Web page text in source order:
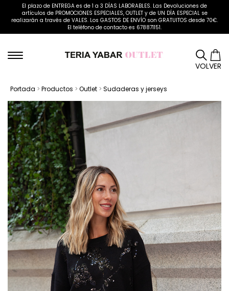
El plazo de ENTREGA es de 1 a 3 DÍAS LABORABLES. Las Devoluciones de
artículos de PROMOCIONES ESPECIALES, OUTLET y de UN DÍA ESPECIAL se
realizarán a través de VALES. Los GASTOS DE ENVÍO son GRATUITOS desde 70€.
El teléfono de contacto es 678871151.
VOLVER
Portada > Productos > Outlet > Sudaderas y jerseys